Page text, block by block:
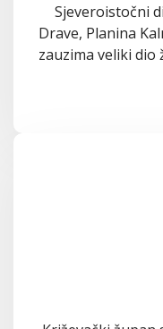
Sjeveroistočni
Drave, Planina
zauzima veliki dio